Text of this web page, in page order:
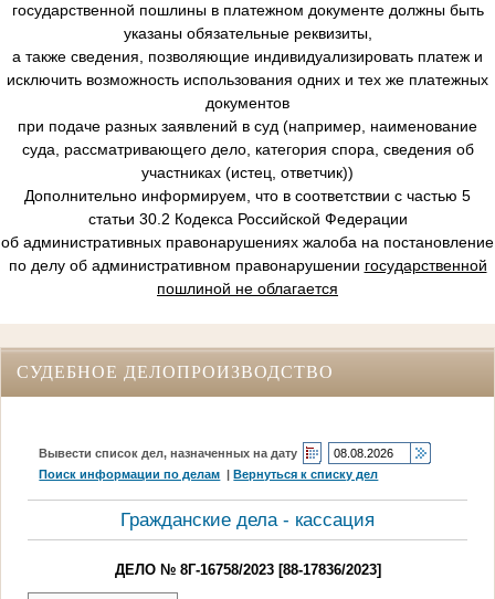
государственной пошлины в платежном документе должны быть
указаны обязательные реквизиты,
а также сведения, позволяющие индивидуализировать платеж и
исключить возможность использования одних и тех же платежных
документов
при подаче разных заявлений в суд (например, наименование
суда, рассматривающего дело, категория спора, сведения об
участниках (истец, ответчик))
Дополнительно информируем, что в соответствии с частью 5
статьи 30.2 Кодекса Российской Федерации
об административных правонарушениях жалоба на постановление
по делу об административном правонарушении государственной
пошлиной не облагается
СУДЕБНОЕ ДЕЛОПРОИЗВОДСТВО
Вывести список дел, назначенных на дату
Поиск информации по делам |Вернуться к списку дел
Гражданские дела - кассация
ДЕЛО № 8Г-16758/2023 [88-17836/2023]